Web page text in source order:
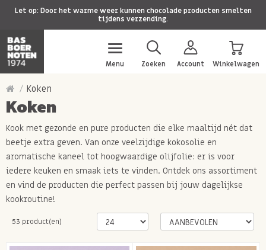
Let op: Door het warme weer kunnen chocolade producten smelten
tijdens verzending.
Menu Zoeken Account Winkelwagen
Koken
Koken
Kook met gezonde en pure producten die elke maaltijd nét dat
beetje extra geven. Van onze veelzijdige kokosolie en
aromatische kaneel tot hoogwaardige olijfolie: er is voor
iedere keuken en smaak iets te vinden. Ontdek ons assortiment
en vind de producten die perfect passen bij jouw dagelijkse
kookroutine!
53 product(en)